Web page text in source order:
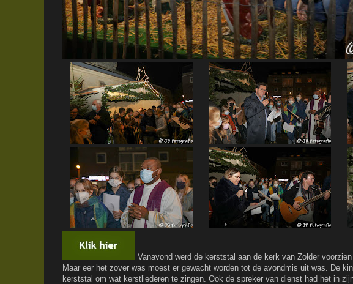
Vanavond werd de kerststal aan de kerk van Zolder
Maar eer het zover was moest er gewacht worden tot de avondmis uit was. De
kerststal om wat kerstliederen te zingen. Ook de spreker van dienst had het in